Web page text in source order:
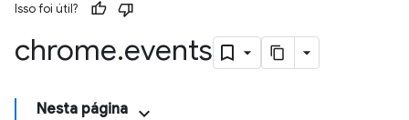
Isso foi útil?
chrome.events
Nesta página